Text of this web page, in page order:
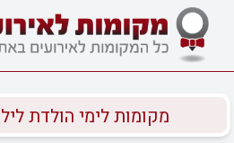
מקומות לימי הולדת